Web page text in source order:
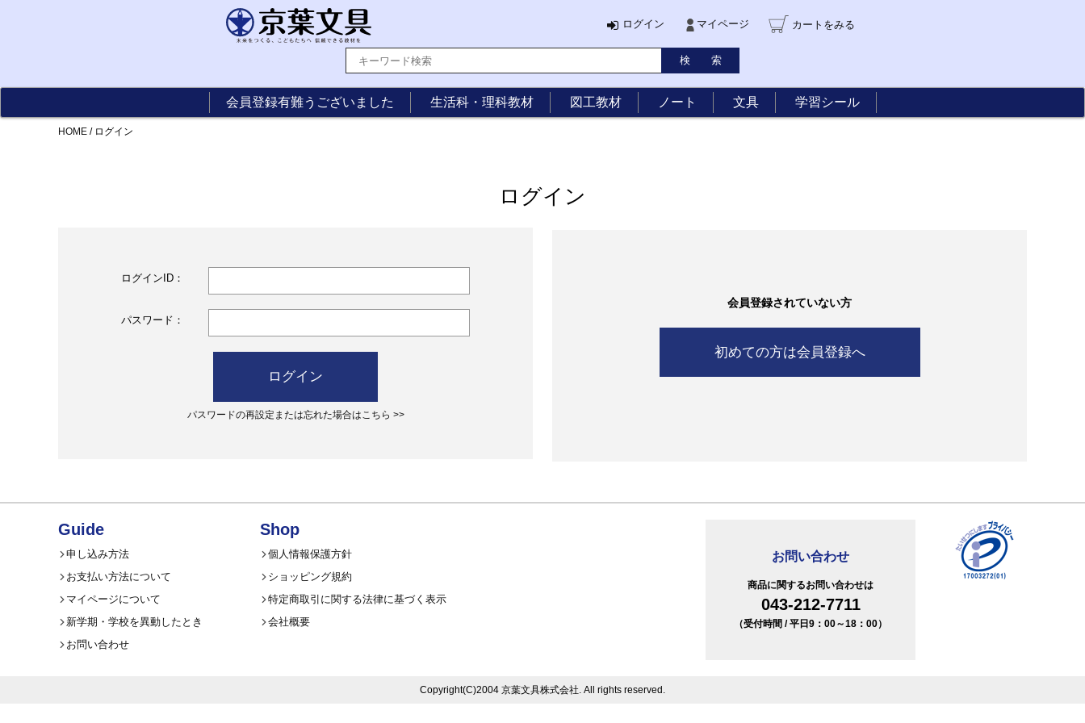
ログイン マイページ カート をみる
会員登録有難うございました 生活科・理科教材 図工教材 ノート 文具 学習シール
HOME / ログイン
ログイン
ログインID：
パスワード：
ログイン
パスワードの再設定または忘れた場合はこちら >>
会員登録されていない方
初めての方は会員登録へ
Guide
申し込み方法
お支払い方法について
マイページについて
新学期・学校を異動したとき
お問い合わせ
Shop
個人情報保護方針
ショッピング規約
特定商取引に関する法律に基づく表示
会社概要
お問い合わせ
商品に関するお問い合わせは
043-212-7711
（受付時間 / 平日9：00～18：00）
Copyright(C)2004 京葉文具株式会社. All rights reserved.